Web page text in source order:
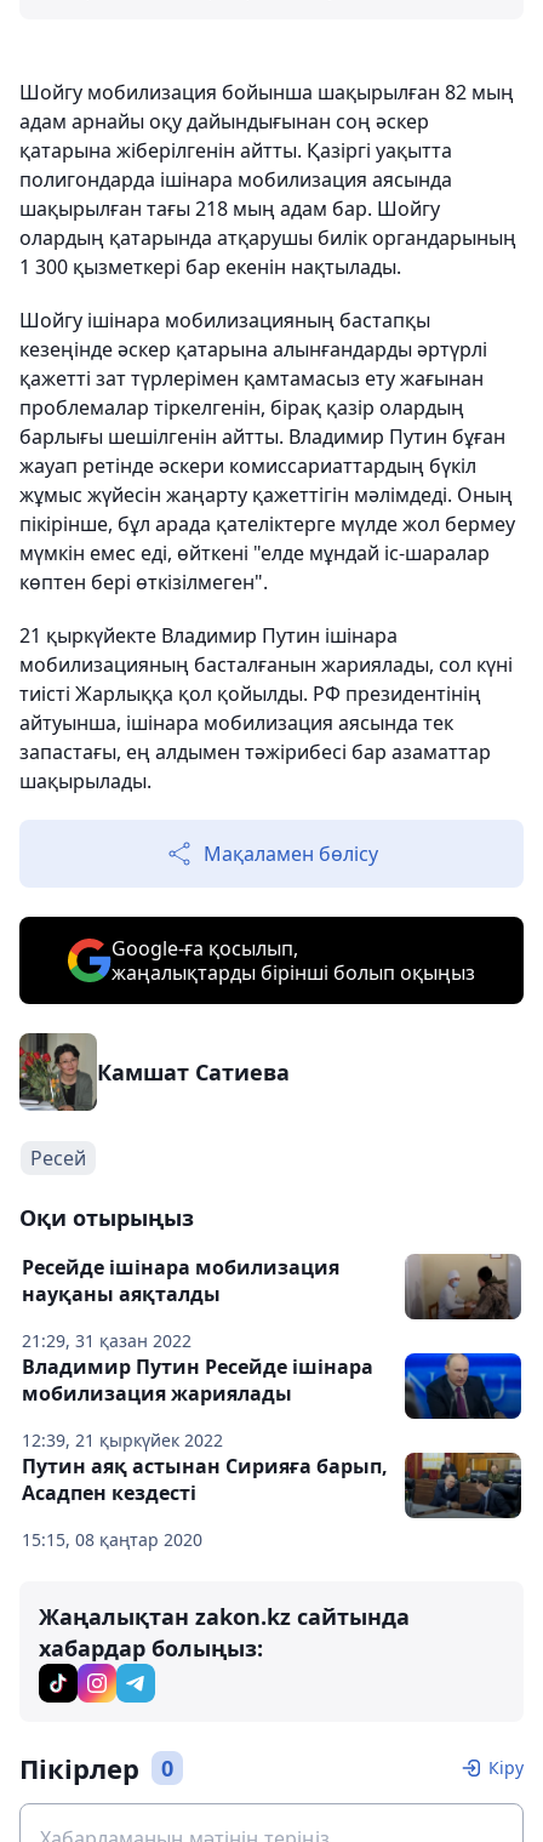
Шойгу мобилизация бойынша шақырылған 82 мың
адам арнайы оқу дайындығынан соң әскер
қатарына жіберілгенін айтты. Қазіргі уақытта
полигондарда ішінара мобилизация аясында
шақырылған тағы 218 мың адам бар. Шойгу
олардың қатарында атқарушы билік органдарының
1 300 қызметкері бар екенін нақтылады.
Шойгу ішінара мобилизацияның бастапқы
кезеңінде әскер қатарына алынғандарды әртүрлі
қажетті зат түрлерімен қамтамасыз ету жағынан
проблемалар тіркелгенін, бірақ қазір олардың
барлығы шешілгенін айтты. Владимир Путин бұған
жауап ретінде әскери комиссариаттардың бүкіл
жұмыс жүйесін жаңарту қажеттігін мәлімдеді. Оның
пікірінше, бұл арада қателіктерге мүлде жол бермеу
мүмкін емес еді, өйткені "елде мұндай іс-шаралар
көптен бері өткізілмеген".
21 қыркүйекте Владимир Путин ішінара
мобилизацияның басталғанын жариялады, сол күні
тиісті Жарлыққа қол қойылды. РФ президентінің
айтуынша, ішінара мобилизация аясында тек
запастағы, ең алдымен тәжірибесі бар азаматтар
шақырылады.
Мақаламен бөлісу
Google-ға қосылып,
жаңалықтарды бірінші болып оқыңыз
Камшат Сатиева
Ресей
Оқи отырыңыз
21:29, 31 қазан 2022
Ресейде ішінара мобилизация
науқаны аяқталды
12:39, 21 қыркүйек 2022
Владимир Путин Ресейде ішінара
мобилизация жариялады
15:15, 08 қаңтар 2020
Путин аяқ астынан Сирияға барып,
Асадпен кездесті
Жаңалықтан zakon.kz сайтында
хабардар болыңыз:
Пікірлер 0 Кіру